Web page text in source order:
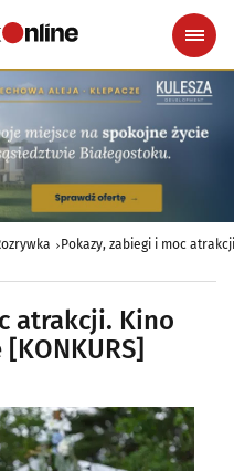
Pokazy, zabiegi i moc
atrakcji. Kino